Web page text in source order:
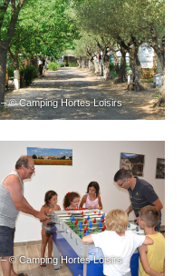
– © Camping Hortes Loisirs
– © Camping Hortes Loisirs